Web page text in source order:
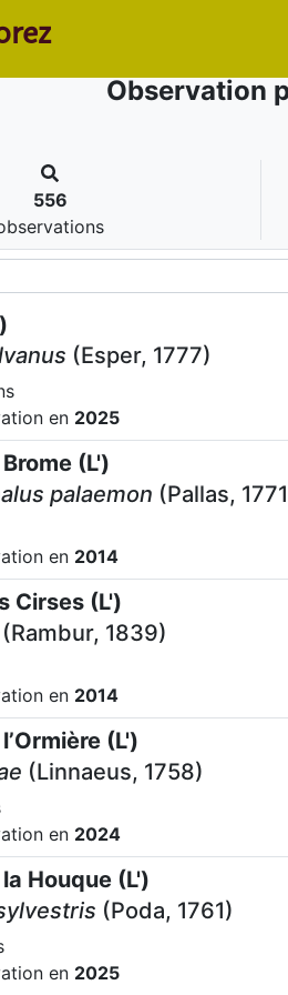
Observation
556
(Esper, 1777)
en 2025
(L')
palaemon (Pallas,
en 2014
Cirses (L')
(Rambur, 1839)
en 2014
(L')
(Linnaeus, 1758)
en 2024
Houque (L')
(Poda, 1761)
en 2025